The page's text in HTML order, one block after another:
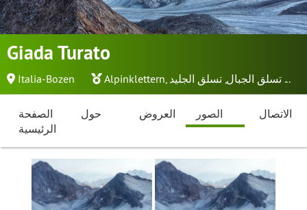
Giada Turato
Italia-Bozen Alpinklettern, تسلق الجبال, تسلق الجليد ...
الصفحة
الرئيسية
حول العروض الصور الاتصال